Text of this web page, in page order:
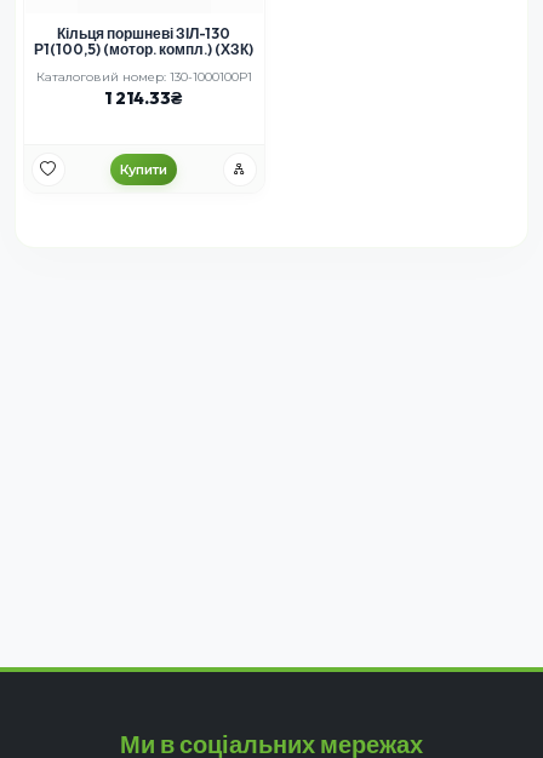
Кільця поршневі ЗІЛ-130
Р1(100,5) (мотор. компл.) (ХЗК)
Каталоговий номер: 130-1000100Р1
1 214.33
Купити
Ми в соціальних мережах